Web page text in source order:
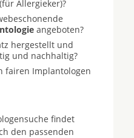
Allergieker)?
angeboten?
hergestellt und
und nachhaltig?
fairen Implantologen
findet
den passenden